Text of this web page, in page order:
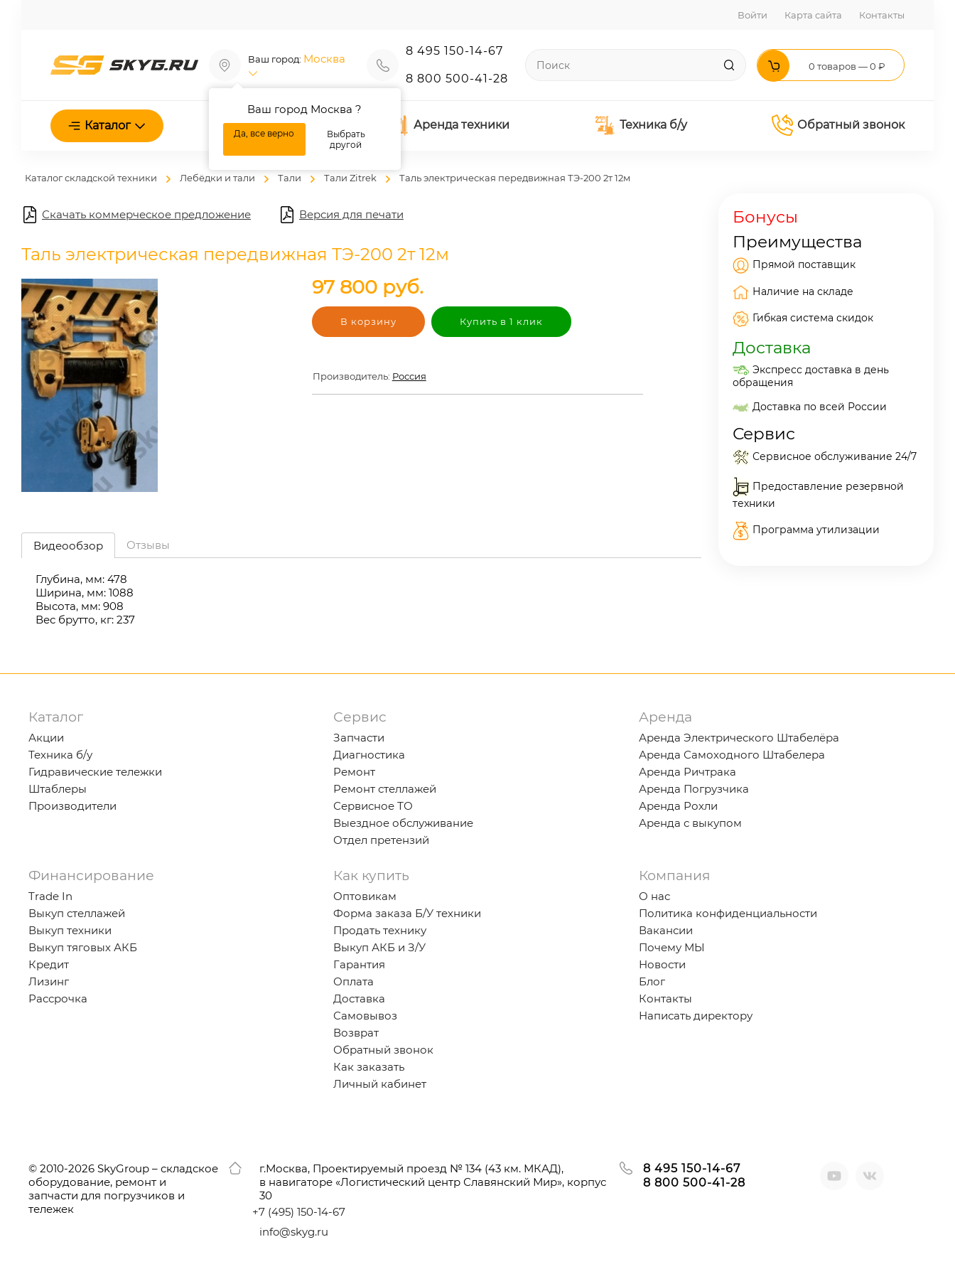
Войти Карта сайта Контакты
Ваш город: Москва
Ваш город Москва ?
Да, все верно
Выбрать
другой
8 495 150-14-67
8 800 500-41-28
0 товаров — 0 ₽
Каталог О нас Аренда техники Техника б/у Обратный звонок
Каталог складской техники Лебёдки и тали Тали Тали Zitrek Таль электрическая передвижная ТЭ-200 2т 12м
Скачать коммерческое предложение Версия для печати
Таль электрическая передвижная ТЭ-200 2т 12м
97 800руб.
В корзину Купить в 1 клик
Производитель: Россия
Видеообзор Отзывы
Глубина, мм: 478
Ширина, мм: 1088
Высота, мм: 908
Вес брутто, кг: 237
Бонусы
Преимущества
Прямой поставщик
Наличие на складе
Гибкая система скидок
Доставка
Экспресс доставка в день
обращения
Доставка по всей России
Сервис
Сервисное обслуживание 24/7
Предоставление резервной
техники
Программа утилизации
Каталог
Акции
Техника б/у
Гидравические тележки
Штаблеры
Производители
Сервис
Запчасти
Диагностика
Ремонт
Ремонт стеллажей
Сервисное ТО
Выездное обслуживание
Отдел претензий
Аренда
Аренда Электрического Штабелёра
Аренда Самоходного Штабелера
Аренда Ричтрака
Аренда Погрузчика
Аренда Рохли
Аренда с выкупом
Финансирование
Trade In
Выкуп стеллажей
Выкуп техники
Выкуп тяговых АКБ
Кредит
Лизинг
Рассрочка
Как купить
Оптовикам
Форма заказа Б/У техники
Продать технику
Выкуп АКБ и З/У
Гарантия
Оплата
Доставка
Самовывоз
Возврат
Обратный звонок
Как заказать
Личный кабинет
Компания
О нас
Политика конфиденциальности
Вакансии
Почему МЫ
Новости
Блог
Контакты
Написать директору
© 2010-2026 SkyGroup – складское
оборудование, ремонт и
запчасти для погрузчиков и
тележек
г.Москва, Проектируемый проезд № 134 (43 км. МКАД),
в навигаторе «Логистический центр Славянский Мир», корпус
30
+7 (495) 150-14-67
info@skyg.ru
8 495 150-14-67
8 800 500-41-28